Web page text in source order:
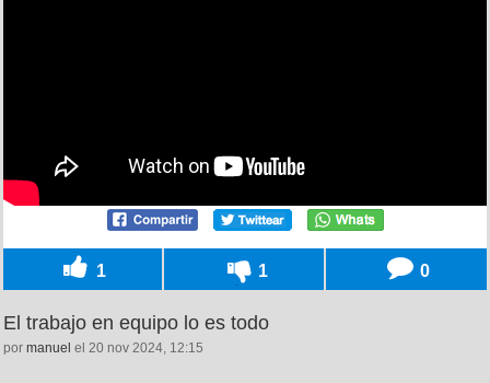
1 1 0
El trabajo en equipo lo es todo
por manuel el 20 nov 2024, 12:15